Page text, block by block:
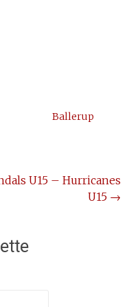
Ballerup
U15 – Hurricanes
U15 →